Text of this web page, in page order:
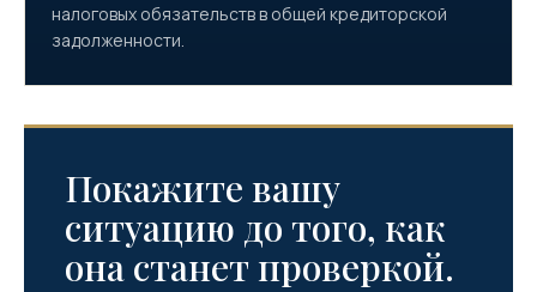
налоговых обязательств в общей кредиторской
задолженности.
Покажите вашу
ситуацию до того, как
она станет проверкой.